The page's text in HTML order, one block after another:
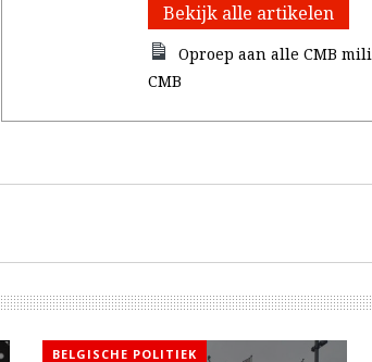
Bekijk alle artikelen
Oproep aan alle CMB
CMB
BELGISCHE POLITIEK